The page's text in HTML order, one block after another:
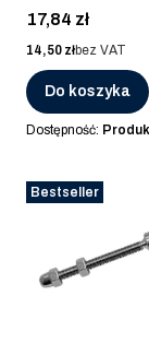
316, POLER
Cena
17,84 zł
Cena
14,50 złbez VAT
Do koszyka
Dostępność:
Bestseller